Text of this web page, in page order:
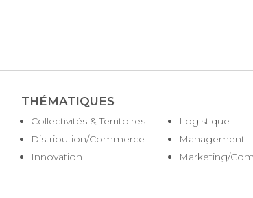
THÉMATIQUES
Collectivités & Territoires
Distribution/Commerce
Innovation
Logistique
Management
Marketing/